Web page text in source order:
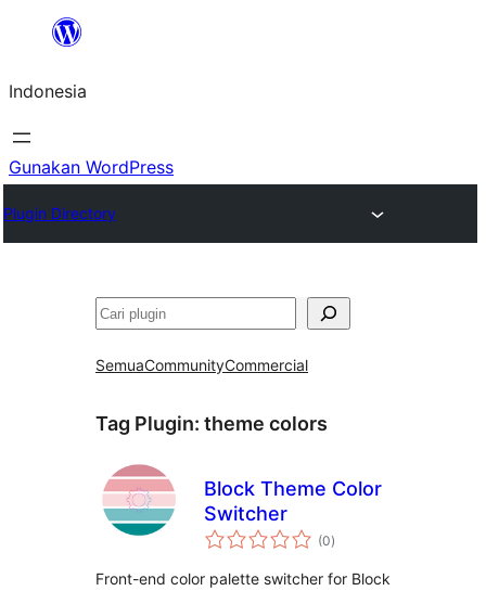
Lewati
konten
Indonesia
Gunakan WordPress
Plugin Directory
Cari
SemuaCommunityCommercial
Tag Plugin: theme colors
Block Theme Color
Switcher
(0total
rating
)
Front-end color palette switcher for Block